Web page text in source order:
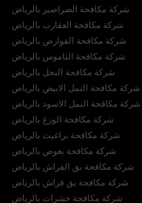
شركة مكافحة الصراصير بالرياض
شركة مكافحة العقارب بالرياض
شركة مكافحة القوارض بالرياض
شركة مكافحة الناموس بالرياض
شركة مكافحة النحل بالرياض
شركة مكافحة النمل الابيض بالرياض
شركة مكافحة النمل الاسود بالرياض
شركة مكافحة الوزغ بالرياض
شركة مكافحة براغيث بالرياض
شركة مكافحة بعوض بالرياض
شركة مكافحة بق الفراش بالرياض
شركة مكافحة بق فراش بالرياض
شركة مكافحة حشرات بالرياض